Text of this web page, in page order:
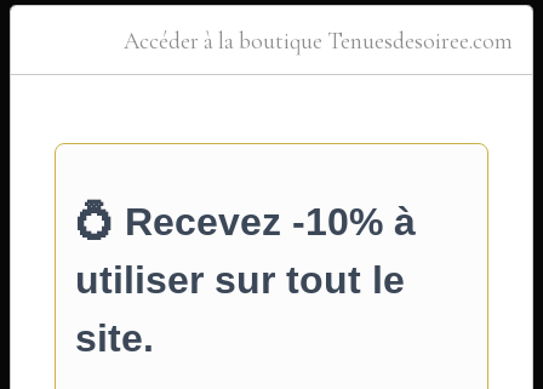
INFOS PRATIQUES
Nos créations
Livre d'or
Accéder à la boutique Tenuesdesoiree.com